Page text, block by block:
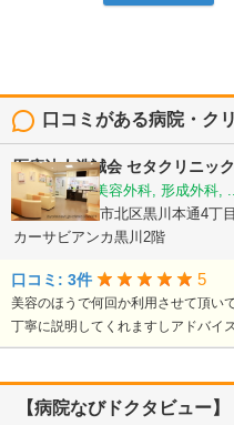
口コミがある病院・ク
医療法人浩誠会 セタクリニック
美容皮膚科, 美容外科, 形成外科,
愛知県名古屋市北区黒川本通4丁
カーサビアンカ黒川2階
口コミ: 3件 5
美容のほうで何回か利用させて頂い
丁寧に説明してくれますしアドバイ
【病院なびドクタビュー